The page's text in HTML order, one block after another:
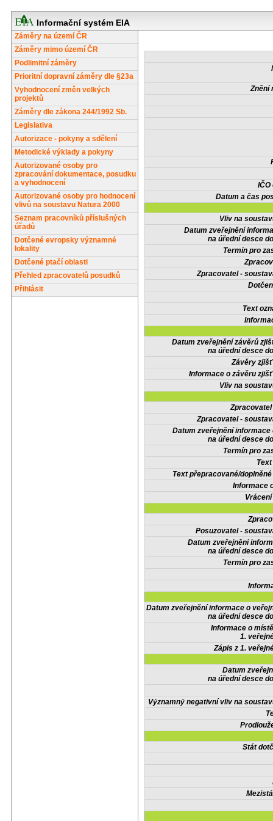
Informační systém EIA
Záměry na území ČR
Záměry mimo území ČR
Podlimitní záměry
Prioritní dopravní záměry dle §23a
Vyhodnocení změn velkých
projektů
Záměry dle zákona 244/1992 Sb.
Legislativa
Autorizace - pokyny a sdělení
Metodické výklady a pokyny
Autorizované osoby pro
zpracování dokumentace, posudku
a vyhodnocení
Autorizované osoby pro hodnocení
vlivů na soustavu Natura 2000
Seznam pracovníků příslušných
úřadů
Dotčené evropsky významné
lokality
Dotčené ptačí oblasti
Přehled zpracovatelů posudků
Přihlásit
Znění
IČO
Datum a čas
Vliv na
Datum zveřejnění
na úřední desce
Termín pro
Zpracovatel -
Text
Datum zveřejnění závěrů
na úřední desce
Závěry
Informace o závěru
Vliv na
Zpracovatel -
Datum zveřejnění informace
na úřední desce
Termín pro
Text přepracované/
Informace
Posuzovatel -
Datum zveřejnění
na úřední desce
Termín pro
Datum zveřejnění informace o
na úřední desce
Informace o
1.
Zápis z 1.
Datum
na úřední desce
Významný negativní vliv na
Stát